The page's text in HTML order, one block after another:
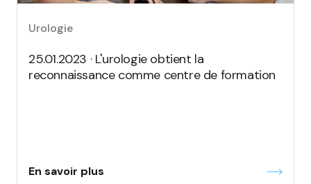
Urologie
25.01.2023 · L'urologie obtient la
reconnaissance comme centre de formation
En savoir plus